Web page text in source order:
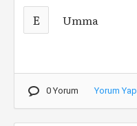
E Umma
0 Yorum Yorum Yap